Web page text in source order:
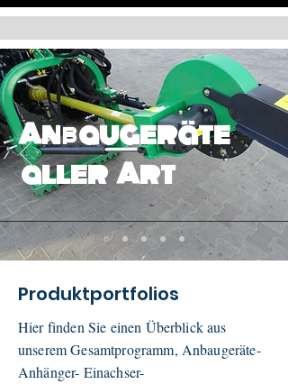
Anbaugeräte
aller Art
Produktportfolios
Hier finden Sie einen Überblick aus
unserem Gesamtprogramm, Anbaugeräte-
Anhänger- Einachser-